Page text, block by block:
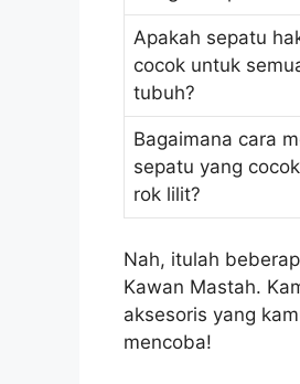
Apakah sepatu
cocok untuk
tubuh?
Bagaimana cara
sepatu yang
rok lilit?
Nah, itulah
Kawan Mastah.
aksesoris yang
mencoba!